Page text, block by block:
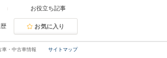
お役立ち記事
お気に入り
サイトマップ
車・中古車情報